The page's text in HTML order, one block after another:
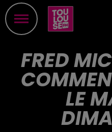
FRED
LE